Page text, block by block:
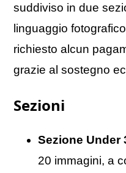
suddiviso in due
linguaggio
richiesto alcun
grazie al sostegno
Sezioni
Sezione Under
20 immagini, a